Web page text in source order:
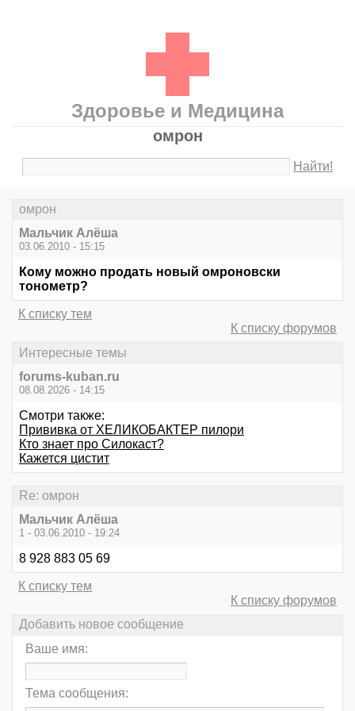
Здоровье и Медицина
омрон
Найти!
омрон
Мальчик Алёша
03.06.2010 - 15:15
Кому можно продать новый омроновски
тонометр?
К списку тем
К списку форумов
Интересные темы
forums-kuban.ru
08.08.2026 - 14:15
Смотри также:
Прививка от ХЕЛИКОБАКТЕР пилори
Кто знает про Силокаст?
Кажется цистит
Re: омрон
Мальчик Алёша
1 - 03.06.2010 - 19:24
8 928 883 05 69
К списку тем
К списку форумов
Добавить новое сообщение
Ваше имя:
Тема сообщения: